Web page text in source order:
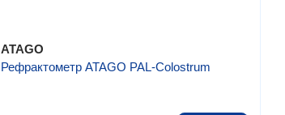
ATAGO
Рефрактометр ATAGO PAL-Colostrum